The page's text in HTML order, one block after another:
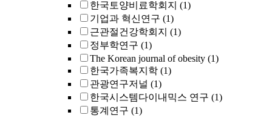
한국토양비료학회지 (1)
기업과 혁신연구 (1)
근관절건강학회지 (1)
정부학연구 (1)
The Korean journal of obesity (1)
한국가족복지학 (1)
관광연구저널 (1)
한국시스템다이내믹스 연구 (1)
통계연구 (1)